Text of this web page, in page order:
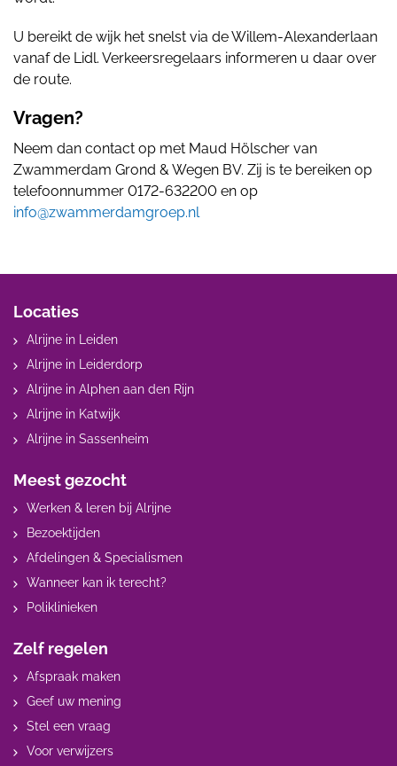
U bereikt de wijk het snelst via de Willem-Alexanderlaan
vanaf de Lidl. Verkeersregelaars informeren u daar over
de route.
Vragen?
Neem dan contact op met Maud Hölscher van
Zwammerdam Grond & Wegen BV. Zij is te bereiken op
telefoonnummer 0172-632200 en op
info@zwammerdamgroep.nl
Locaties
Alrijne in Leiden
Alrijne in Leiderdorp
Alrijne in Alphen aan den Rijn
Alrijne in Katwijk
Alrijne in Sassenheim
Meest gezocht
Werken & leren bij Alrijne
Bezoektijden
Afdelingen & Specialismen
Wanneer kan ik terecht?
Poliklinieken
Zelf regelen
Afspraak maken
Geef uw mening
Stel een vraag
Voor verwijzers